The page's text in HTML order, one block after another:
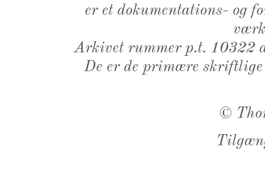
er et dokumentations- og
Arkivet rummer p.t. 10322
De er de primære
©